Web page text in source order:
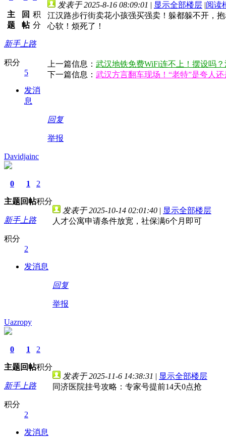
主
题
回
帖
积
分
新手上路
积分
5
发消
息
发表于 2025-8-16 08:09:01 | 显示全部楼层 |阅读
江汉路步行街卖花小孩强买强卖！躲都躲不开，
心软！烦死了！
上一篇信息： 武汉地铁免费WiFi连不上！摆设吗
下一篇信息： 武汉方言翻车现场！“老特”是夸人
回复
举报
Davidjainc
0
主题
1
回帖
2
积分
新手上路
积分
2
发消息
发表于 2025-10-14 02:01:40 | 显示全部楼层
人才公寓申请条件放宽，社保满6个月即可
回复
举报
Uazropy
0
主题
1
回帖
2
积分
新手上路
积分
2
发消息
发表于 2025-11-6 14:38:31 | 显示全部楼层
同济医院挂号攻略：专家号提前14天0点抢